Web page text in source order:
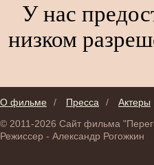
У нас
низком
О фильме / Пресса / Актеры
© 2011-2026 Сайт фильма
Режиссер - Александр Рогожкин